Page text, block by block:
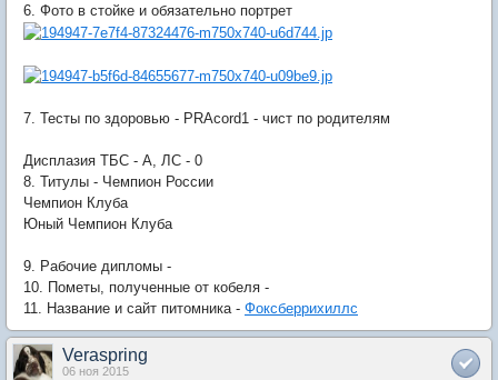
6. Фото в стойке и обязательно портрет
7. Тесты по здоровью - PRAcord1 - чист по родителям
Дисплазия ТБС - А, ЛС - 0
8. Титулы - Чемпион России
Чемпион Клуба
Юный Чемпион Клуба
9. Рабочие дипломы -
10. Пометы, полученные от кобеля -
11. Название и сайт питомника - Фоксберрихиллс
Veraspring
06 ноя 2015